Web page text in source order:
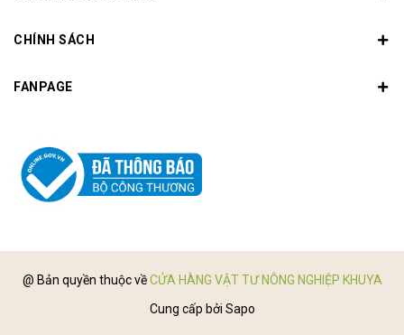
CHÍNH SÁCH
FANPAGE
@ Bản quyền thuộc vềCỬA HÀNG VẬT TƯ NÔNG NGHIỆP KHUYA
Cung cấp bởi Sapo